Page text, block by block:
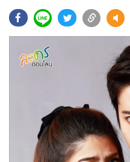
• ผู้จัดกวน
• Good health & Well-being
Green Innovation & SD
Infographic
การเมือง
ท่องเที่ยว